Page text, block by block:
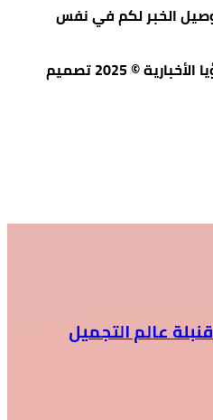
الخبر لكم في نفس
جميع الحقوق محفوظة لـ الرؤيا الأخبارية © 2025 تصميم
عالم التجميل